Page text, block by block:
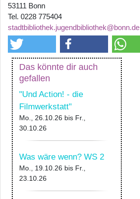
53111 Bonn
Tel. 0228 775404
stadtbibliothek.jugendbibliothek@bonn.de
Das könnte dir auch
gefallen
"Und Action! - die
Filmwerkstatt"
Mo., 26.10.26 bis Fr.,
30.10.26
Was wäre wenn? WS 2
Mo., 19.10.26 bis Fr.,
23.10.26